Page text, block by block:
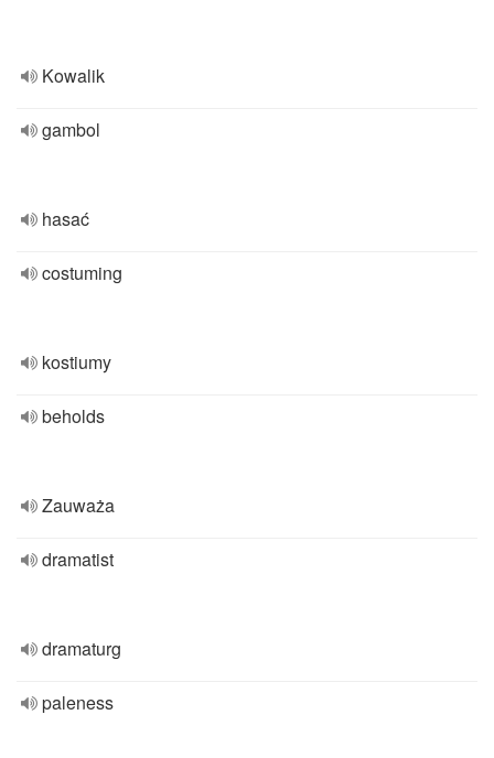
Kowalik
gambol
hasać
costuming
kostiumy
beholds
Zauważa
dramatist
dramaturg
paleness